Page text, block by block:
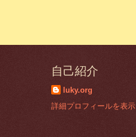
自己紹介
luky.org
詳細プロフィールを表示